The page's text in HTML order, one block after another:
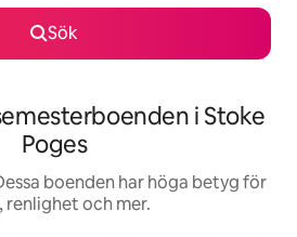
Sök
i Stoke
Poges
boenden har höga betyg för
renlighet och mer.